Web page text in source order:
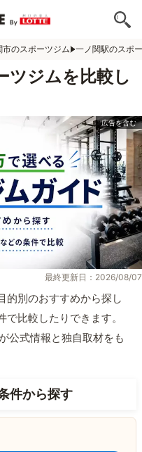
市のスポーツジム 一ノ関駅のスポ
ツジムを比較し
最終更新日：2026/08/07
的別のおすすめから探し
比較したりできます。
公式情報と独自取材をも
件から探す